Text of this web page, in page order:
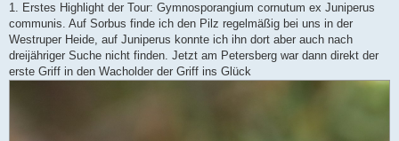
a
g
1. Erstes Highlight der Tour: Gymnosporangium cornutum ex Juniperus
communis. Auf Sorbus finde ich den Pilz regelmäßig bei uns in der
Westruper Heide, auf Juniperus konnte ich ihn dort aber auch nach
dreijähriger Suche nicht finden. Jetzt am Petersberg war dann direkt der
erste Griff in den Wacholder der Griff ins Glück